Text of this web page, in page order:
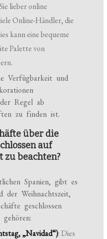
lieber online
Online-Händler, die
kann eine bequeme
Palette von
Verfügbarkeit und
Regel ab
zu finden ist.
über die
auf
zu beachten?
Spanien, gibt es
der Weihnachtszeit,
geschlossen
„Navidad“): Dies